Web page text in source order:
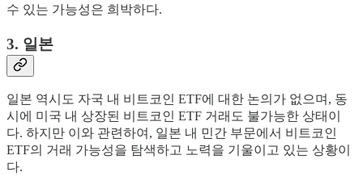
수 있는 가능성은 희박하다.
3. 일본
일본 역시도 자국 내 비트코인 ETF에 대한 논의가 없으며, 동
시에 미국 내 상장된 비트코인 ETF 거래도 불가능한 상태이
다. 하지만 이와 관련하여, 일본 내 민간 부문에서 비트코인
ETF의 거래 가능성을 탐색하고 노력을 기울이고 있는 상황이
다.